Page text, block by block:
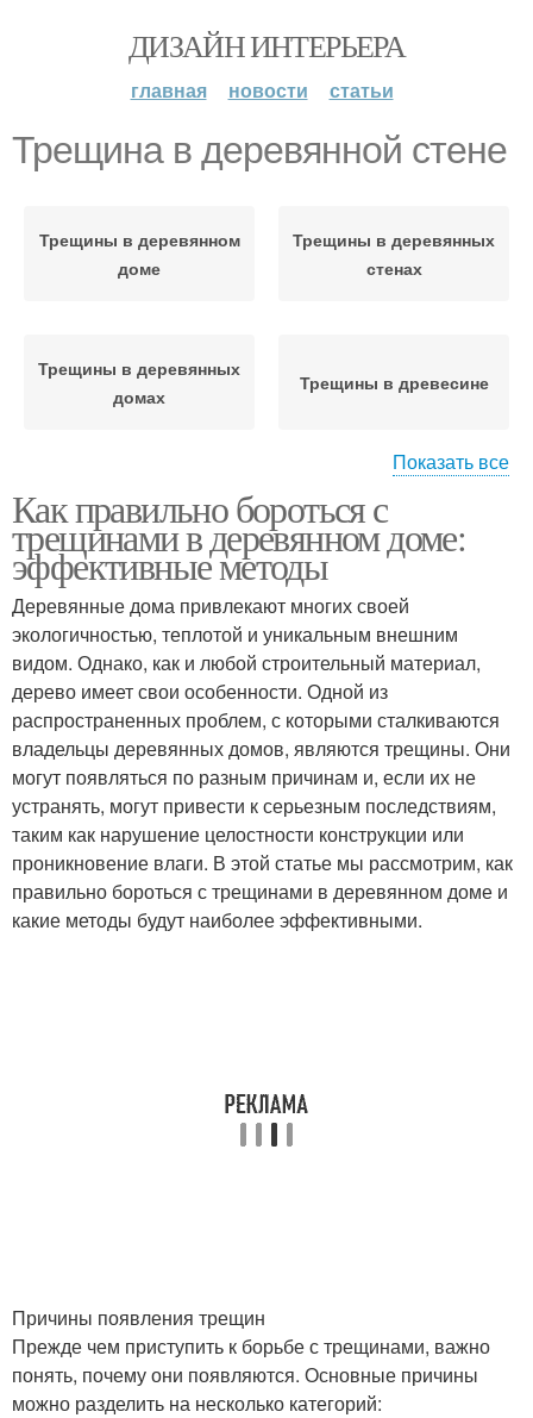
ДИЗАЙН ИНТЕРЬЕРА
главная новости статьи
Трещина в деревянной стене
Трещины в деревянном
доме
Трещины в деревянных
стенах
Трещины в деревянных
домах
Трещины в древесине
трещины
Трещины в дереве
Трещины в брёвнах Трещины на деревьях
Показать все
Как правильно бороться с
трещинами в деревянном доме:
эффективные методы
Деревянные дома привлекают многих своей
экологичностью, теплотой и уникальным внешним
видом. Однако, как и любой строительный материал,
дерево имеет свои особенности. Одной из
распространенных проблем, с которыми сталкиваются
владельцы деревянных домов, являются трещины. Они
могут появляться по разным причинам и, если их не
устранять, могут привести к серьезным последствиям,
таким как нарушение целостности конструкции или
проникновение влаги. В этой статье мы рассмотрим, как
правильно бороться с трещинами в деревянном доме и
какие методы будут наиболее эффективными.
Причины появления трещин
Прежде чем приступить к борьбе с трещинами, важно
понять, почему они появляются. Основные причины
можно разделить на несколько категорий: